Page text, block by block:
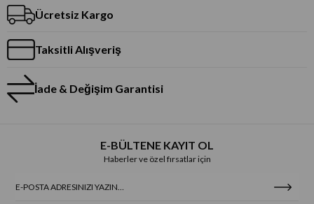
Ücretsiz Kargo
Taksitli Alışveriş
İade & Değişim Garantisi
E-BÜLTENE KAYIT OL
Haberler ve özel fırsatlar için